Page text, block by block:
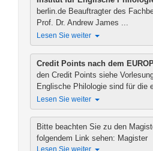
30 LP Spanisch (ohne
30 LP Spanisch (ohne
Baskisch
Landeskunde
berlin.de Beauftragter des
Prof. Dr. Andrew James ...
Lesen Sie weiter
Credit Points nach dem
den Credit Points siehe
Englische Philologie sind für die
Lesen Sie weiter
Bitte beachten Sie zu den
folgendem Link sehen: Magister
Lesen Sie weiter